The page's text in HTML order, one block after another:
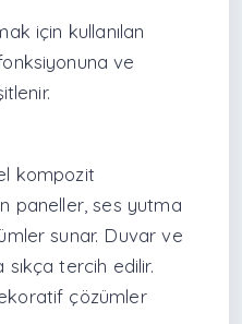
için kullanılan
ve
kompozit
paneller, ses yutma
sunar. Duvar ve
tercih edilir.
çözümler